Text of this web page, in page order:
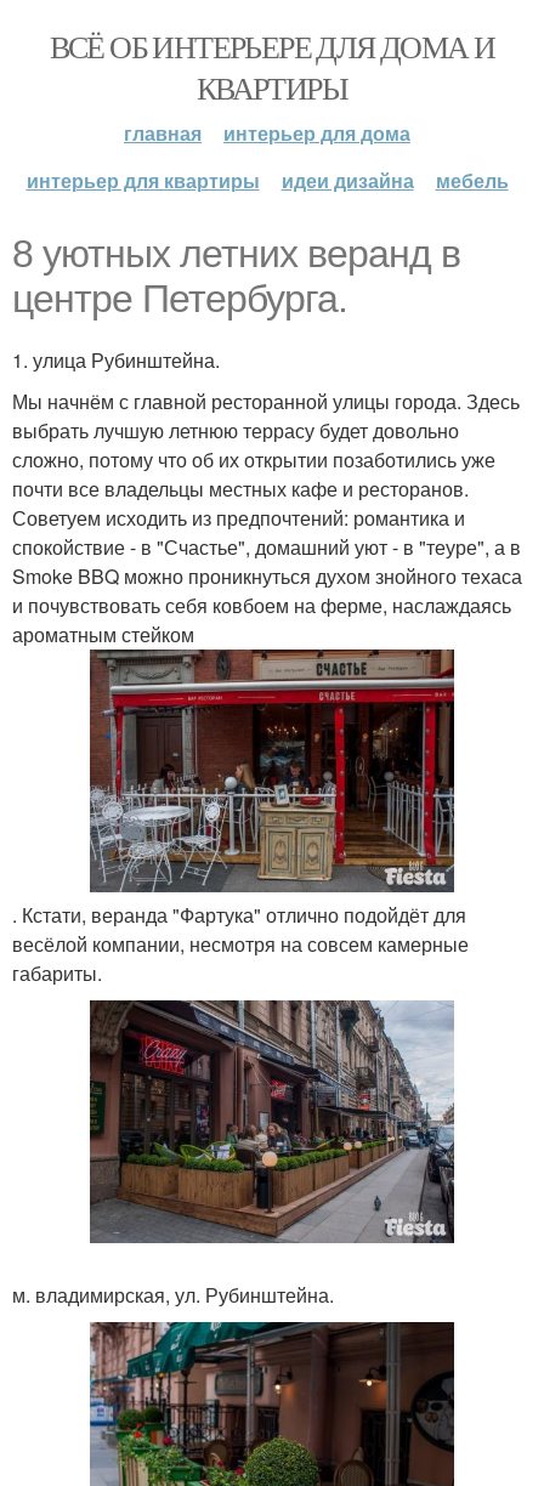
ВСЁ ОБ ИНТЕРЬЕРЕ ДЛЯ ДОМА И
КВАРТИРЫ
главная
интерьер для дома
интерьер для квартиры
идеи дизайна мебель
8 уютных летних веранд в
центре Петербурга.
1. улица Рубинштейна.
Мы начнём с главной ресторанной улицы города. Здесь
выбрать лучшую летнюю террасу будет довольно
сложно, потому что об их открытии позаботились уже
почти все владельцы местных кафе и ресторанов.
Советуем исходить из предпочтений: романтика и
спокойствие - в "Счастье", домашний уют - в "теуре", а в
Smoke BBQ можно проникнуться духом знойного техаса
и почувствовать себя ковбоем на ферме, наслаждаясь
ароматным стейком
. Кстати, веранда "Фартука" отлично подойдёт для
весёлой компании, несмотря на совсем камерные
габариты.
м. владимирская, ул. Рубинштейна.